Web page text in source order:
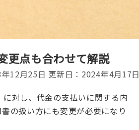
更点も合わせて解説
12月25日 更新日：2024年4月17日
対し、代金の支払いに関する内
の扱い方にも変更が必要になり